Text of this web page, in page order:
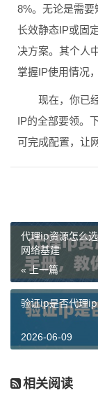
8%。无论是需
长效静态IP或固
决方案。其个人
掌握IP使用情况
现在，你已
IP的全部要领。
可完成配置，让
代理ip资源怎么
网络基建
« 上一篇
验证ip是否代理
2026-06-09
相关阅读